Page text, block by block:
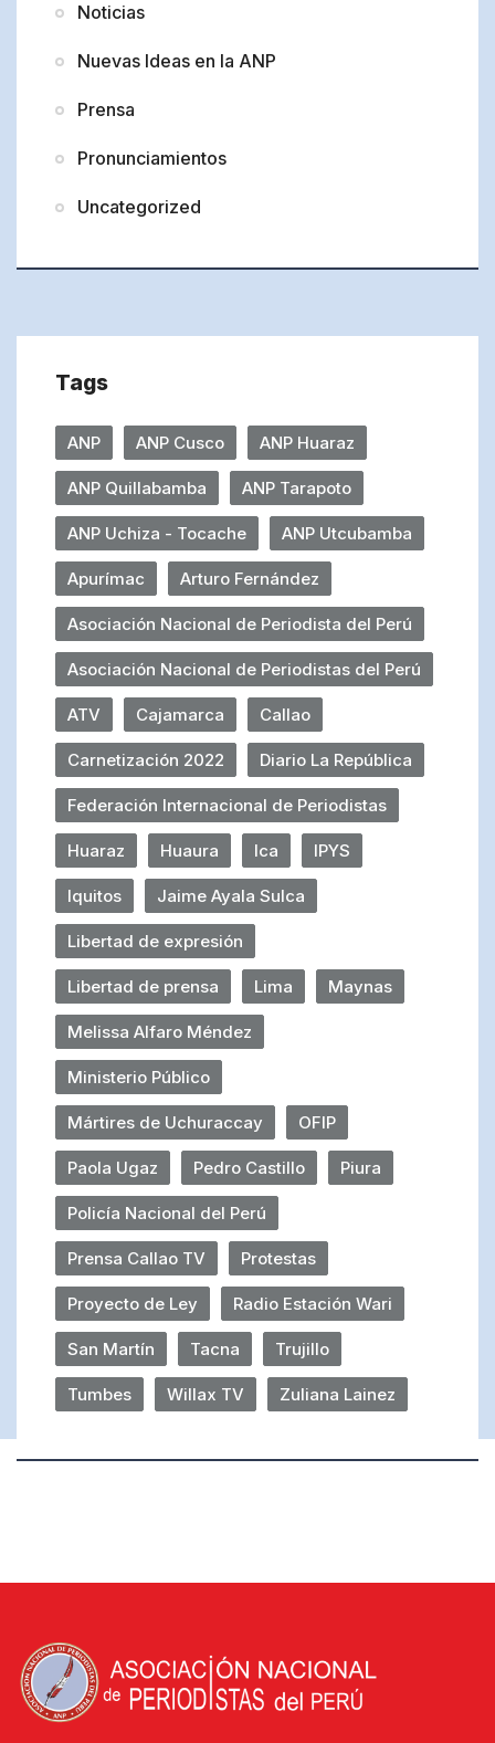
Noticias
Nuevas Ideas en la ANP
Prensa
Pronunciamientos
Uncategorized
Tags
ANP ANP Cusco ANP Huaraz
ANP Quillabamba ANP Tarapoto
ANP Uchiza - Tocache ANP Utcubamba
Apurímac Arturo Fernández
Asociación Nacional de Periodista del Perú
Asociación Nacional de Periodistas del Perú
ATV Cajamarca Callao
Carnetización 2022 Diario La República
Federación Internacional de Periodistas
Huaraz Huaura Ica IPYS
Iquitos Jaime Ayala Sulca
Libertad de expresión
Libertad de prensa Lima Maynas
Melissa Alfaro Méndez
Ministerio Público
Mártires de Uchuraccay OFIP
Paola Ugaz Pedro Castillo Piura
Policía Nacional del Perú
Prensa Callao TV Protestas
Proyecto de Ley Radio Estación Wari
San Martín Tacna Trujillo
Tumbes Willax TV Zuliana Lainez